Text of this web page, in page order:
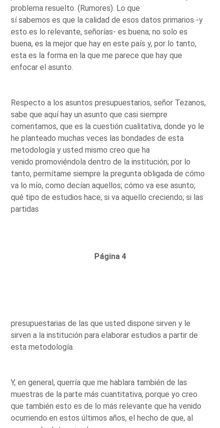
problema resuelto. (Rumores). Lo que
sí sabemos es que la calidad de esos datos primarios -y
esto es lo relevante, señorías- es buena; no solo es
buena, es la mejor que hay en este país y, por lo tanto,
esta es la forma en la que me parece que hay que
enfocar el asunto.
Respecto a los asuntos presupuestarios, señor Tezanos,
sabe que aquí hay un asunto que casi siempre
comentamos, que es la cuestión cualitativa, donde yo le
he planteado muchas veces las bondades de esta
metodología y usted mismo creo que ha
venido promoviéndola dentro de la institución; por lo
tanto, permítame siempre la pregunta obligada de cómo
va lo mío, como decían aquellos; cómo va ese asunto;
qué tipo de estudios hace; si va aquello creciendo; si las
partidas
Página 4
presupuestarias de las que usted dispone sirven y le
sirven a la institución para elaborar estudios a partir de
esta metodología.
Y, en general, querría que me hablara también de las
muestras de la parte más cuantitativa, porque yo creo
que también esto es de lo más relevante que ha venido
ocurriendo en estos últimos años, el hecho de que, al